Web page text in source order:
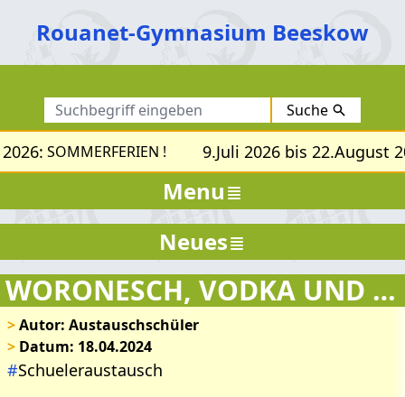
Rouanet-Gymnasium Beeskow
Suche
SOMMERFERIEN ! 9.Juli 2026 bis 22.August
Menu
WORONESCH, VODKA UND CHAOSVERKEHR
>Autor: Austauschschüler
> Datum: 18.04.2024
#Schueleraustausch
Neues